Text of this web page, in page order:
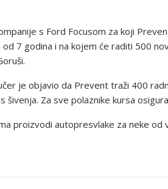
s Ford Focusom za koji
7 godina i na kojem će raditi 500
je objavio da Prevent traži 400
šivenja. Za sve polaznike kursa
proizvodi autopresvlake za neke od